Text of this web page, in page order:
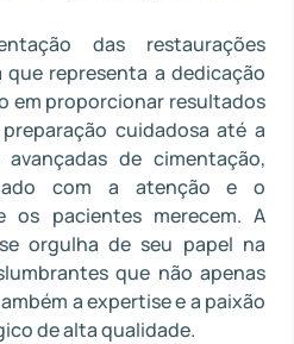
das restaurações
representa a dedicação
em proporcionar resultados
cuidadosa até a
de cimentação,
com a atenção e o
os pacientes merecem. A
orgulha de seu papel na
que não apenas
a expertise e a paixão
de alta qualidade.